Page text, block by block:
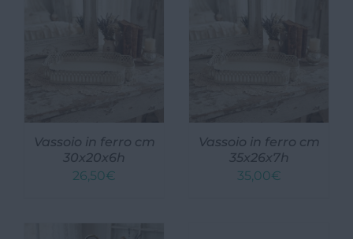
Appendiabiti e Appendini
Ingresso
Vassoio in ferro cm
30x20x6h
26,50€
Vassoio in ferro cm
35x26x7h
35,00€